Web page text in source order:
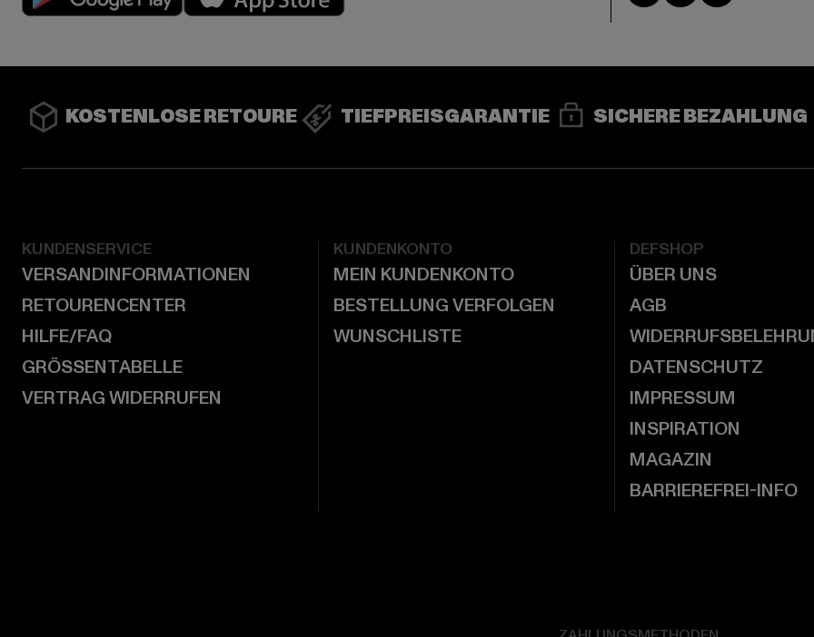
KOSTENLOSE RETOURE TIEFPREISGARANTIE SICHERE BEZAHLUNG
KUNDENSERVICE
VERSANDINFORMATIONEN
RETOURENCENTER
HILFE/FAQ
GRÖSSENTABELLE
VERTRAG WIDERRUFEN
KUNDENKONTO
MEIN KUNDENKONTO
BESTELLUNG VERFOLGEN
WUNSCHLISTE
DEFSHOP
ÜBER UNS
AGB
DATENSCHUTZ
IMPRESSUM
INSPIRATION
MAGAZIN
BARRIEREFREI-INFO